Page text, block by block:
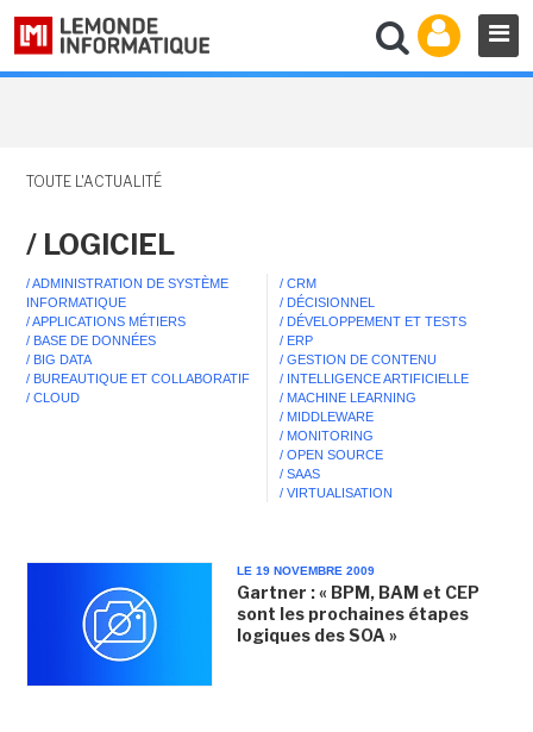
TOUTE L'ACTUALITÉ
/ LOGICIEL
/ ADMINISTRATION DE SYSTÈME
INFORMATIQUE
/ APPLICATIONS MÉTIERS
/ BASE DE DONNÉES
/ BIG DATA
/ BUREAUTIQUE ET COLLABORATIF
/ CLOUD
/ CRM
/ DÉCISIONNEL
/ DÉVELOPPEMENT ET TESTS
/ ERP
/ GESTION DE CONTENU
/ INTELLIGENCE ARTIFICIELLE
/ MACHINE LEARNING
/ MIDDLEWARE
/ MONITORING
/ OPEN SOURCE
/ SAAS
/ VIRTUALISATION
LE 19 NOVEMBRE 2009
Gartner : « BPM, BAM et CEP
sont les prochaines étapes
logiques des SOA »